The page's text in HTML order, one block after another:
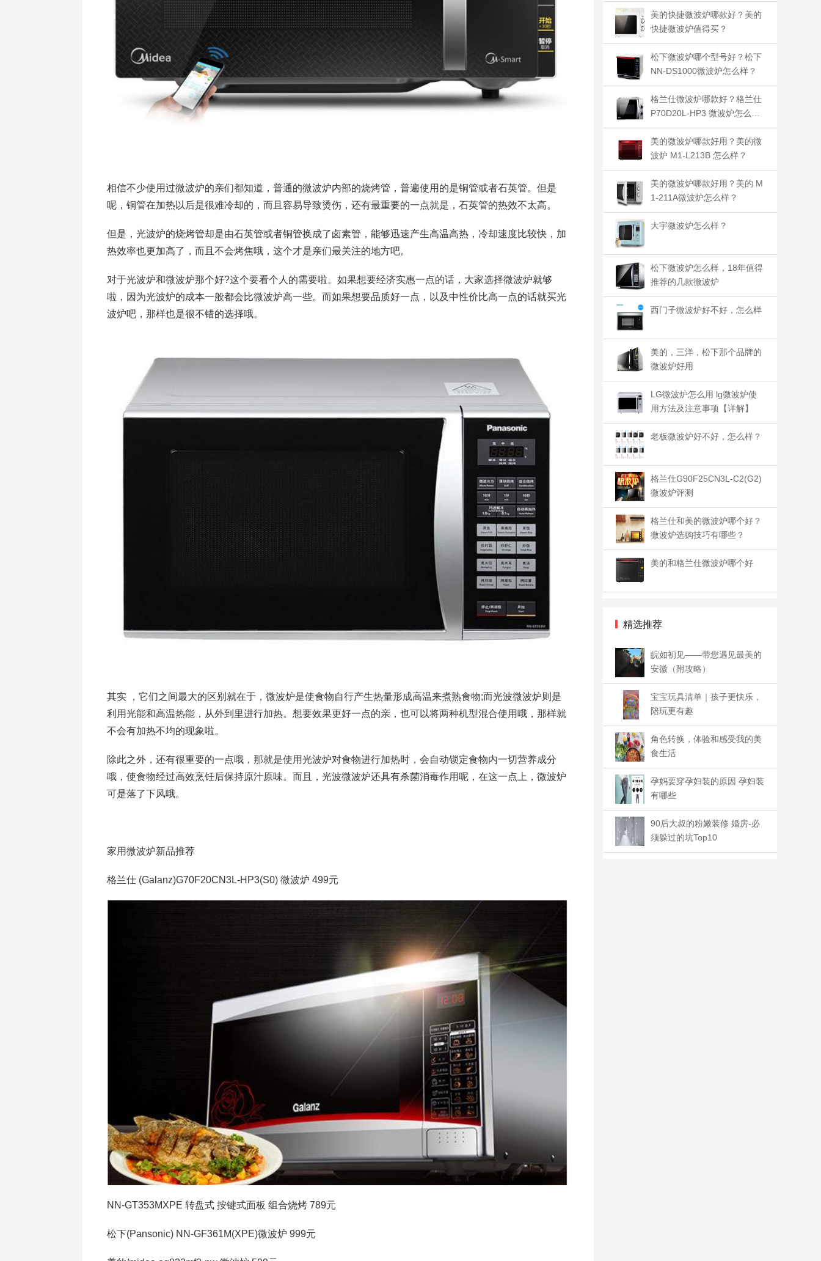
相信不少使用过微波炉的亲们都知道，普通的微波炉内部的烧烤管，普遍使用的是铜管或者石英管。但是
呢，铜管在加热以后是很难冷却的，而且容易导致烫伤，还有最重要的一点就是，石英管的热效不太高。
但是，光波炉的烧烤管却是由石英管或者铜管换成了卤素管，能够迅速产生高温高热，冷却速度比较快，加
热效率也更加高了，而且不会烤焦哦，这个才是亲们最关注的地方吧。
对于光波炉和微波炉那个好?这个要看个人的需要啦。如果想要经济实惠一点的话，大家选择微波炉就够
啦，因为光波炉的成本一般都会比微波炉高一些。而如果想要品质好一点，以及中性价比高一点的话就买光
波炉吧，那样也是很不错的选择哦。
其实 ，它们之间最大的区别就在于，微波炉是使食物自行产生热量形成高温来煮熟食物;而光波微波炉则是
利用光能和高温热能，从外到里进行加热。想要效果更好一点的亲，也可以将两种机型混合使用哦，那样就
不会有加热不均的现象啦。
除此之外，还有很重要的一点哦，那就是使用光波炉对食物进行加热时，会自动锁定食物内一切营养成分
哦，使食物经过高效烹饪后保持原汁原味。而且，光波微波炉还具有杀菌消毒作用呢，在这一点上，微波炉
可是落了下风哦。
家用微波炉新品推荐
格兰仕 (Galanz)G70F20CN3L-HP3(S0) 微波炉 499元
NN-GT353MXPE 转盘式 按键式面板 组合烧烤 789元
松下(Pansonic) NN-GF361M(XPE)微波炉 999元
美的快捷微波炉哪款好？美的
快捷微波炉值得买？
松下微波炉哪个型号好？松下
NN-DS1000微波炉怎么样？
格兰仕微波炉哪款好？格兰仕
P70D20L-HP3 微波炉怎么
样？
美的微波炉哪款好用？美的微
波炉 M1-L213B 怎么样？
美的微波炉哪款好用？美的 M
1-211A微波炉怎么样？
大宇微波炉怎么样？
松下微波炉怎么样，18年值得
推荐的几款微波炉
西门子微波炉好不好，怎么样
美的，三洋，松下那个品牌的
微波炉好用
LG微波炉怎么用 lg微波炉使
用方法及注意事项【详解】
老板微波炉好不好，怎么样？
格兰仕G90F25CN3L-C2(G2)
微波炉评测
格兰仕和美的微波炉哪个好？
微波炉选购技巧有哪些？
美的和格兰仕微波炉哪个好
精选推荐
皖如初见——带您遇见最美的
安徽（附攻略）
宝宝玩具清单｜孩子更快乐，
陪玩更有趣
角色转换，体验和感受我的美
食生活
孕妈要穿孕妇装的原因 孕妇装
有哪些
90后大叔的粉嫩装修 婚房-必
须躲过的坑Top10